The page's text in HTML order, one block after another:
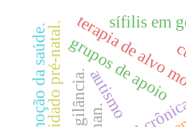
terapia de
autismo
grupos de apoio
vigilância.
sífilis em
cuidado pré-natal.
promoção da saúde.